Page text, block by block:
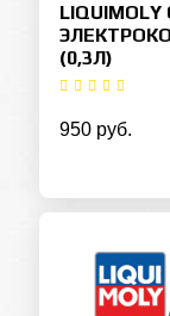
(0,3Л)
950 руб.